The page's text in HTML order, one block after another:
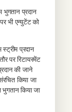
भुगतान प्रदान
भी एन्युटेंट को
प्रदान
पर रिटायरमेंट
की जाने
किया जा
किया जा